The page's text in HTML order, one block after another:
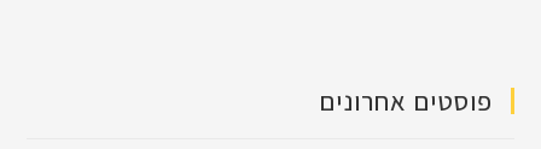
פוסטים אחרונים